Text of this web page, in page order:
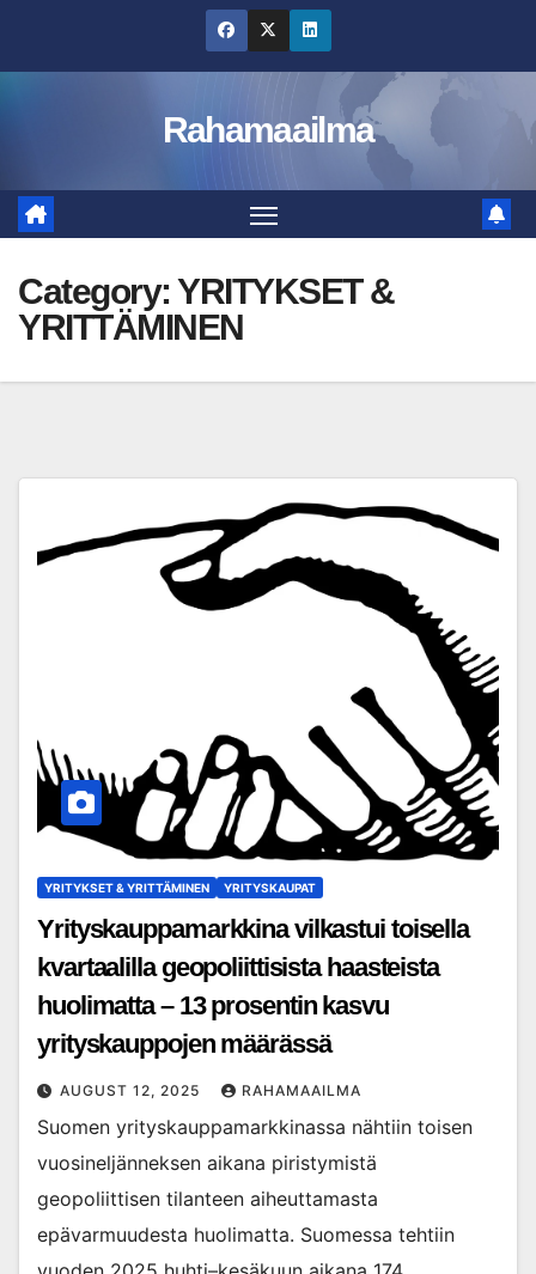
Rahamaailma
Category:YRITYKSET &
YRITTÄMINEN
YRITYKSET & YRITTÄMINEN YRITYSKAUPAT
Yrityskauppamarkkina vilkastui toisella
kvartaalilla geopoliittisista haasteista
huolimatta – 13 prosentin kasvu
yrityskauppojen määrässä
AUGUST 12, 2025 RAHAMAAILMA
Suomen yrityskauppamarkkinassa nähtiin toisen
vuosineljänneksen aikana piristymistä
geopoliittisen tilanteen aiheuttamasta
epävarmuudesta huolimatta. Suomessa tehtiin